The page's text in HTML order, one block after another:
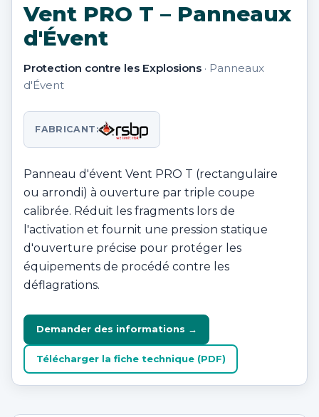
Vent PRO T – Panneaux
d'Évent
Protection contre les Explosions · Panneaux
d'Évent
FABRICANT:
Panneau d'évent Vent PRO T (rectangulaire
ou arrondi) à ouverture par triple coupe
calibrée. Réduit les fragments lors de
l'activation et fournit une pression statique
d'ouverture précise pour protéger les
équipements de procédé contre les
déflagrations.
Demander des informations →
Télécharger la fiche technique (PDF)